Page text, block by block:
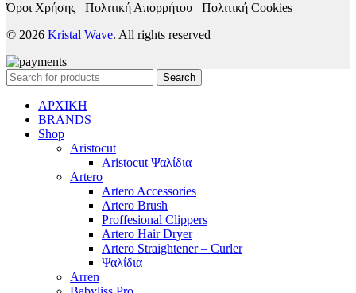
Όροι Χρήσης
Πολιτική Απορρήτου Πολιτική Cookies
© 2026 Kristal Wave. All rights reserved
Search
ΑΡΧΙΚΗ
BRANDS
Shop
Aristocut
Aristocut Ψαλίδια
Artero
Artero Accessories
Artero Brush
Proffesional Clippers
Artero Hair Dryer
Artero Straightener – Curler
Ψαλίδια
Arren